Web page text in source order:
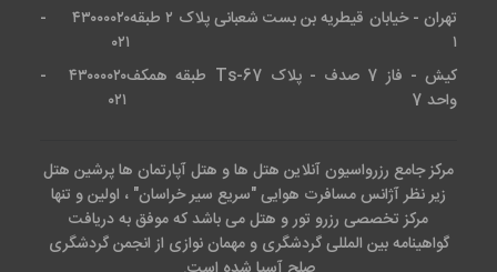
تهران - خیابان قیطریه بن بست شعبانی پلاک ۲ طبقه
۱
۴۳۰۰۰۰۲۰ -
۰۲۱
کیش - فاز 7 صدف - پلاک Ts-67 طبقه همکف
واحد 7
۴۳۰۰۰۰۲۰ -
۰۲۱
مرکز جامع رزرواسیون آنلاین هتل ها و هتل آپارتمان ها پرشین هتل
زیر نظر آژانس مسافرت هوایی "سریع سیر خراسان" ، اولین و تنها
مرکز تخصصی رزرو تور و هتل می باشد که موفق به دریافت
گواهینامه بین المللی گردشگری و مهمان نوازی از انجمن گردشگری